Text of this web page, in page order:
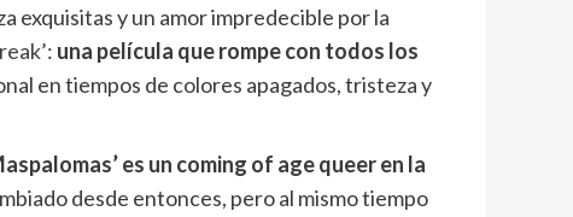
exquisitas y un amor impredecible por la
: una película que rompe con todos los
en tiempos de colores apagados, tristeza y
es un coming of age queer en la
desde entonces, pero al mismo tiempo